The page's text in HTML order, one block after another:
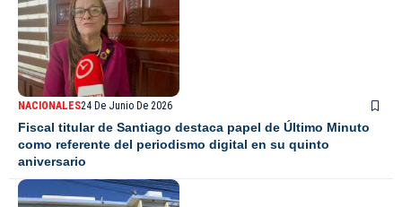
NACIONALES24 De Junio De 2026
Fiscal titular de Santiago destaca papel de Último Minuto
como referente del periodismo digital en su quinto
aniversario